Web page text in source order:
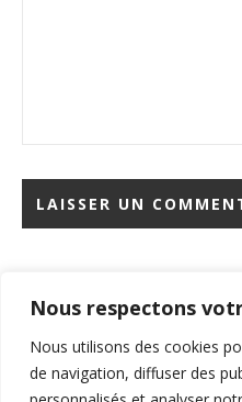
Nous respectons
Nous utilisons des cookies
de navigation, diffuser des